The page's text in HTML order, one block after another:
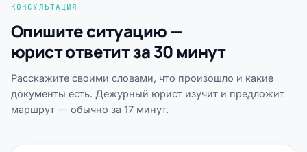
КОНСУЛЬТАЦИЯ
Опишите ситуацию —
юрист ответит за 30 минут
Расскажите своими словами, что произошло и какие
документы есть. Дежурный юрист изучит и предложит
маршрут — обычно за 17 минут.